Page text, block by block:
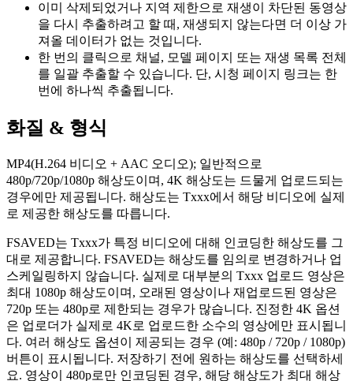
이미 삭제되었거나 지역 제한으로 재생이 차단된 동영상
을 다시 추출하려고 할 때, 재생되지 않는다면 더 이상 가
져올 데이터가 없는 것입니다.
한 번의 클릭으로 채널, 모델 페이지 또는 재생 목록 전체
를 일괄 추출할 수 있습니다. 단, 시청 페이지 링크는 한
번에 하나씩 추출됩니다.
화질 & 형식
MP4(H.264 비디오 + AAC 오디오); 일반적으로
480p/720p/1080p 해상도이며, 4K 해상도는 드물게 업로드되는
경우에만 제공됩니다. 해상도는 Txxx에서 해당 비디오에 실제
로 제공한 해상도를 따릅니다.
FSAVED는 Txxx가 특정 비디오에 대해 인코딩한 해상도를 그
대로 제공합니다. FSAVED는 해상도를 임의로 변경하거나 업
스케일링하지 않습니다. 실제로 대부분의 Txxx 업로드 영상은
최대 1080p 해상도이며, 오래된 영상이나 재업로드된 영상은
720p 또는 480p로 제한되는 경우가 많습니다. 진정한 4K 옵션
은 업로더가 실제로 4K로 업로드한 소수의 영상에만 표시됩니
다. 여러 해상도 옵션이 제공되는 경우 (예: 480p / 720p / 1080p)
버튼이 표시됩니다. 저장하기 전에 원하는 해상도를 선택하세
요. 영상이 480p로만 인코딩된 경우, 해당 해상도가 최대 해상